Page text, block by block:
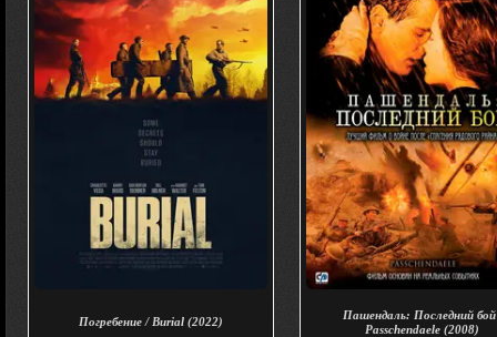
Погребение / Burial (2022)
Пашендаль: Последний
Passchendaele (2008)